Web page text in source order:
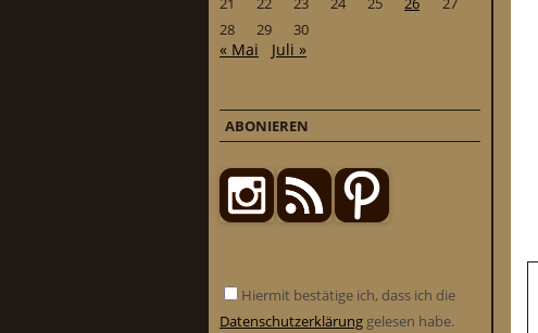
28
29 30
« Mai Juli »
ABONIEREN
Hiermit bestätige ich, dass ich die
Datenschutzerklärung gelesen habe.